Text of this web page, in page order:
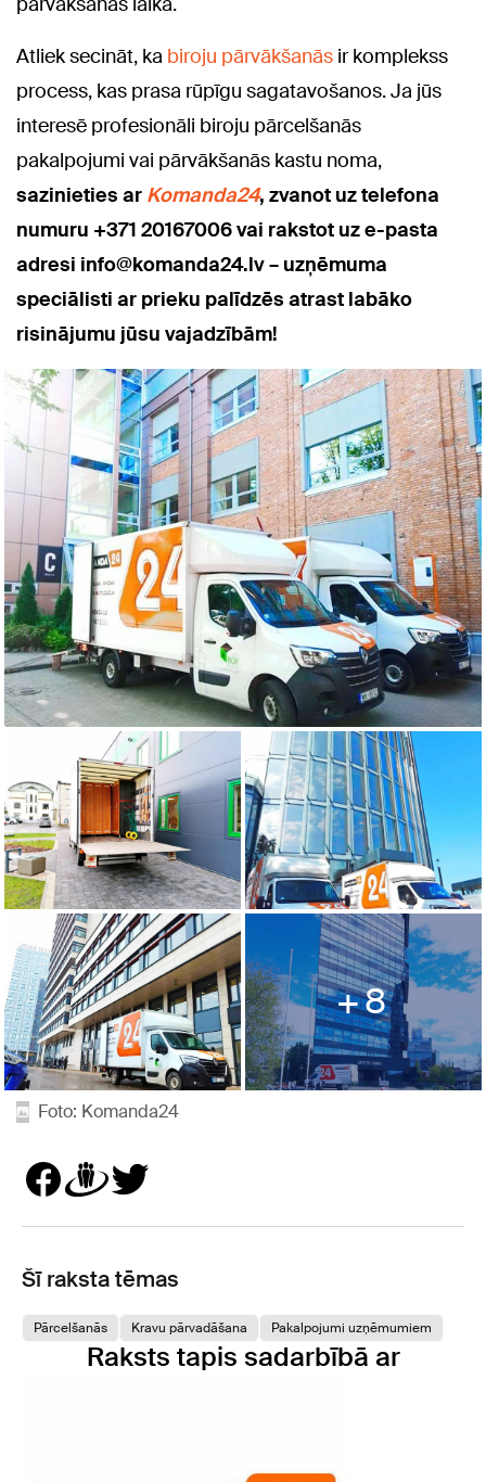
Atliek secināt, ka biroju pārvākšanās ir komplekss
process, kas prasa rūpīgu sagatavošanos. Ja jūs
interesē profesionāli biroju pārcelšanās
pakalpojumi vai pārvākšanās kastu noma,
sazinieties ar Komanda24, zvanot uz telefona
numuru +371 20167006 vai rakstot uz e-pasta
adresi info@komanda24.lv – uzņēmuma
speciālisti ar prieku palīdzēs atrast labāko
risinājumu jūsu vajadzībām!
8
Foto: Komanda24
Šī raksta tēmas
Pārcelšanās Kravu pārvadāšana Pakalpojumi uzņēmumiem
Raksts tapis sadarbībā ar